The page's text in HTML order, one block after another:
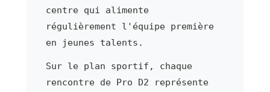
centre qui alimente
régulièrement l'équipe première
en jeunes talents.
Sur le plan sportif, chaque
rencontre de Pro D2 représente